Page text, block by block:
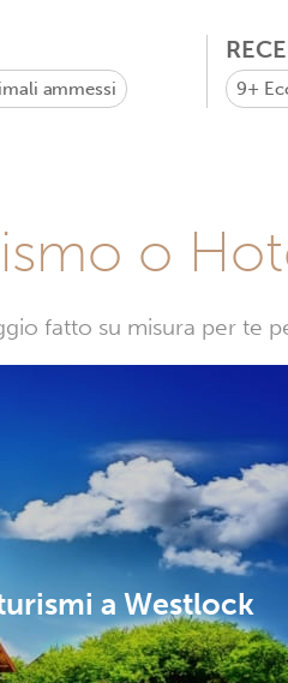
ammessi 9+
o
fatto su misura per te
a Westlock